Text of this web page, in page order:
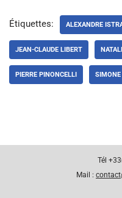
Étiquettes: ALEXANDRE
JEAN-CLAUDE LIBERT
PIERRE PINONCELLI SIMONE
Tél
Mail :